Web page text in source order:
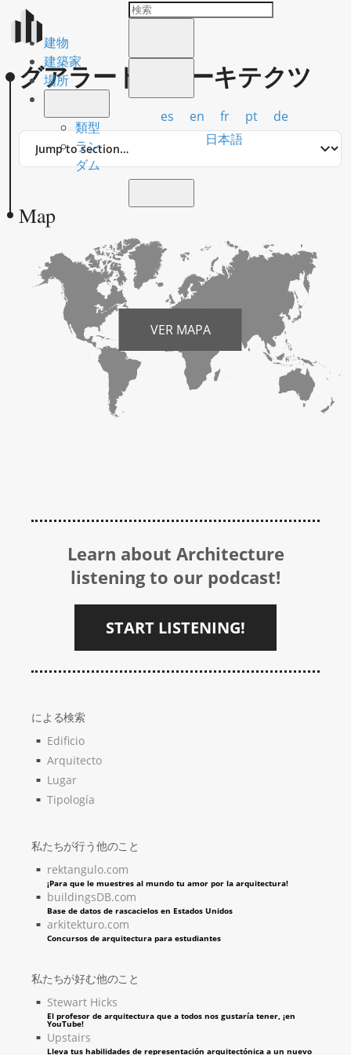
建物
建築家
場所
類型
ラン
ダム
es en fr pt
de
日本語
グアラート・アーキテクツ
Jump
Map
VER MAPA
Learn about Architecture
listening to our podcast!
START LISTENING!
による検索
Edificio
Arquitecto
Lugar
Tipología
私たちが行う他のこと
rektangulo.com
¡Para que le muestres al mundo tu amor por la arquitectura!
buildingsDB.com
Base de datos de rascacielos en Estados Unidos
arkitekturo.com
Concursos de arquitectura para estudiantes
私たちが好む他のこと
Stewart Hicks
El profesor de arquitectura que a todos nos gustaría tener, ¡en
YouTube!
Upstairs
Lleva tus habilidades de representación arquitectónica a un nuevo